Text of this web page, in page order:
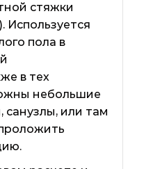
стяжки
Используется
пола в
в тех
небольшие
санузлы, или там